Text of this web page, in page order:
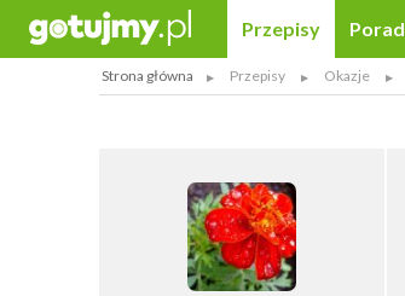
Przepisy
Strona główna Przepisy Okazje